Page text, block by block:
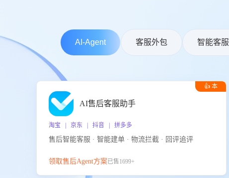
AI-Agent 客服外包 智能客服
👍 本
AI售后客服助手
淘宝 | 京东 | 抖音 | 拼多多
售后智能客服 · 智能建单 · 物流拦截 · 回评追评
领取售后Agent方案已售1699+